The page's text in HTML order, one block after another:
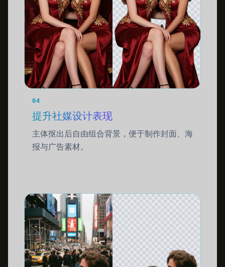
04
提升社媒设计表现
主体抠出后自由组合背景，便于制作封面、海
报与广告素材。